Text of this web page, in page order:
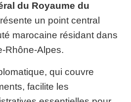
du Royaume du
un point central
marocaine résidant dans
Rhône-Alpes.
qui couvre
facilite les